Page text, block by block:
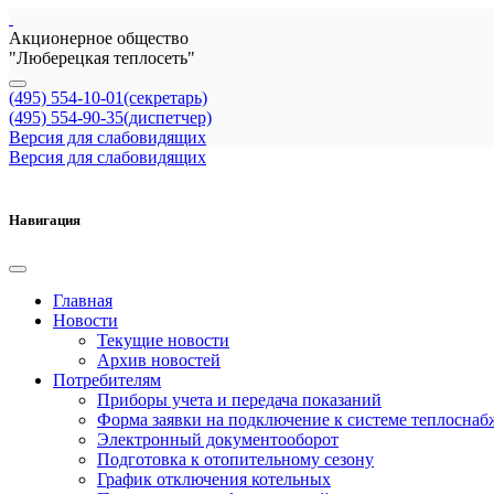
Акционерное общество
"Люберецкая теплосеть"
(495) 554-10-01(секретарь)
(495) 554-90-35(диспетчер)
Версия для слабовидящих
Версия для слабовидящих
Навигация
Главная
Новости
Текущие новости
Архив новостей
Потребителям
Приборы учета и передача показаний
Форма заявки на подключение к системе
Электронный документооборот
Подготовка к отопительному сезону
График отключения котельных